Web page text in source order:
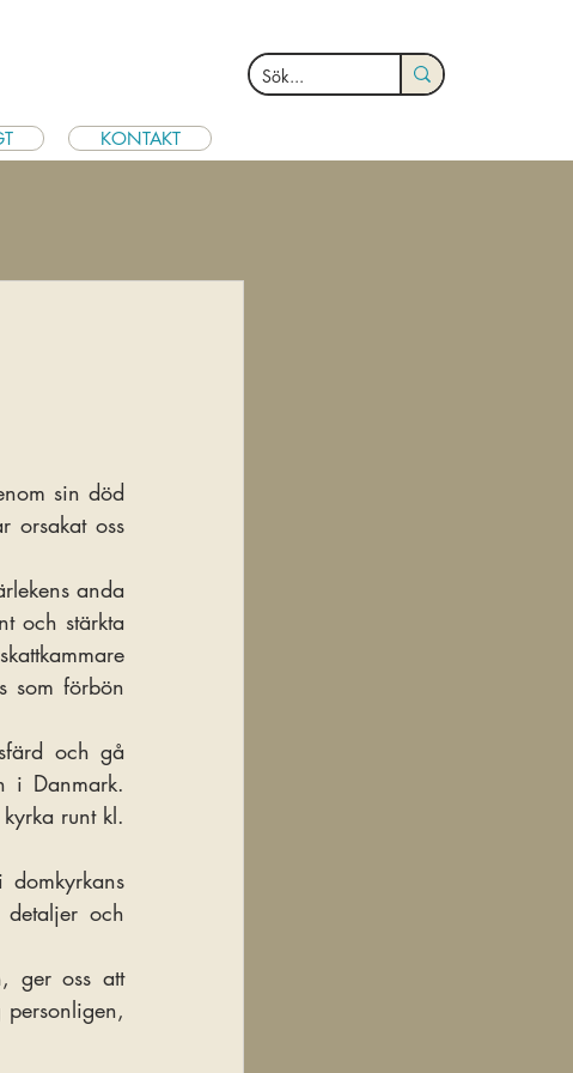
KONTAKT
sin död
orsakat oss
anda
och stärkta
som förbön
och gå
i Danmark.
runt kl.
och
ger oss att